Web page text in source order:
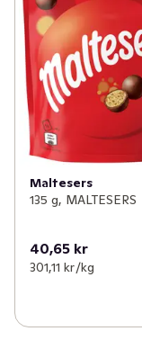
Maltesers
135 g, MALTESERS
40,65 kr
301,11 kr /kg